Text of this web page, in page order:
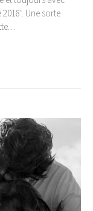
Une sorte